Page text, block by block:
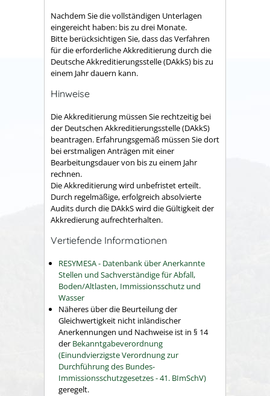
Nachdem Sie die vollständigen Unterlagen
eingereicht haben: bis zu drei Monate.
Bitte berücksichtigen Sie, dass das Verfahren
für die erforderliche Akkreditierung durch die
Deutsche Akkreditierungsstelle (DAkkS) bis zu
einem Jahr dauern kann.
Hinweise
Die Akkreditierung müssen Sie rechtzeitig bei
der Deutschen Akkreditierungsstelle (DAkkS)
beantragen. Erfahrungsgemäß müssen Sie dort
bei erstmaligen Anträgen mit einer
Bearbeitungsdauer von bis zu einem Jahr
rechnen.
Die Akkreditierung wird unbefristet erteilt.
Durch regelmäßige, erfolgreich absolvierte
Audits durch die DAkkS wird die Gültigkeit der
Akkredierung aufrechterhalten.
Vertiefende Informationen
RESYMESA - Datenbank über Anerkannte
Stellen und Sachverständige für Abfall,
Boden/Altlasten, Immissionsschutz und
Wasser
Näheres über die Beurteilung der
Gleichwertigkeit nicht inländischer
Anerkennungen und Nachweise ist in § 14
der Bekanntgabeverordnung
(Einundvierzigste Verordnung zur
Durchführung des Bundes-
Immissionsschutzgesetzes - 41. BImSchV)
geregelt.